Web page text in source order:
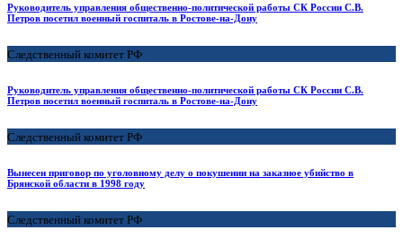
Руководитель управления общественно-политической работы СК России С.В.
Петров посетил военный госпиталь в Ростове-на-Дону
Следственный комитет РФ
Руководитель управления общественно-политической работы СК России С.В.
Петров посетил военный госпиталь в Ростове-на-Дону
Следственный комитет РФ
Вынесен приговор по уголовному делу о покушении на заказное убийство в
Брянской области в 1998 году
Следственный комитет РФ